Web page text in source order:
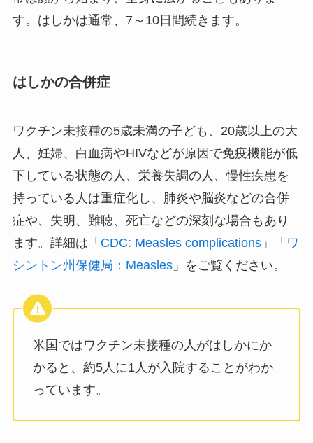
す。はしかは通常、7～10日間続きます。
はしかの合併症
ワクチン未接種の5歳未満の子ども、20歳以上の大
人、妊婦、白血病やHIVなどが原因で免疫機能が低
下している状態の人、栄養失調の人、慢性疾患を
持っている人は重症化し、肺炎や脳炎などの合併
症や、失明、難聴、死亡などの深刻な場合もあり
ます。詳細は「️ CDC: Measles complications」「 ワ
シントン州保健局：Measles」をご覧ください。
米国ではワクチン未接種の人がはしかにか
かると、約5人に1人が入院することがわか
っています。